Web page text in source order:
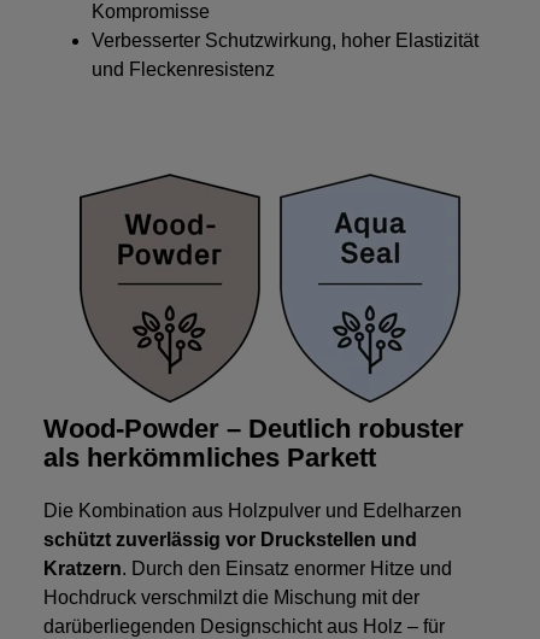
Kompromisse
Verbesserter Schutzwirkung, hoher Elastizität
und Fleckenresistenz
Wood-Powder – Deutlich robuster
als herkömmliches Parkett
Die Kombination aus Holzpulver und Edelharzen
schützt zuverlässig vor Druckstellen und
Kratzern. Durch den Einsatz enormer Hitze und
Hochdruck verschmilzt die Mischung mit der
darüberliegenden Designschicht aus Holz – für